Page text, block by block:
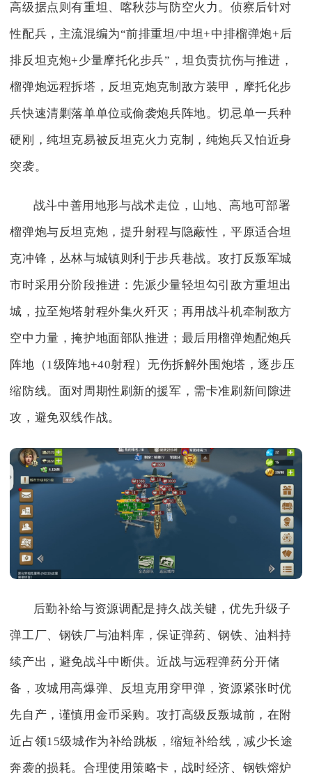
高级据点则有重坦、喀秋莎与防空火力。侦察后针对
性配兵，主流混编为“前排重坦/中坦+中排榴弹炮+后
排反坦克炮+少量摩托化步兵”，坦负责抗伤与推进，
榴弹炮远程拆塔，反坦克炮克制敌方装甲，摩托化步
兵快速清剿落单单位或偷袭炮兵阵地。切忌单一兵种
硬刚，纯坦克易被反坦克火力克制，纯炮兵又怕近身
突袭。
战斗中善用地形与战术走位，山地、高地可部署
榴弹炮与反坦克炮，提升射程与隐蔽性，平原适合坦
克冲锋，丛林与城镇则利于步兵巷战。攻打反叛军城
市时采用分阶段推进：先派少量轻坦勾引敌方重坦出
城，拉至炮塔射程外集火歼灭；再用战斗机牵制敌方
空中力量，掩护地面部队推进；最后用榴弹炮配炮兵
阵地（1级阵地+40射程）无伤拆解外围炮塔，逐步压
缩防线。面对周期性刷新的援军，需卡准刷新间隙进
攻，避免双线作战。
后勤补给与资源调配是持久战关键，优先升级子
弹工厂、钢铁厂与油料库，保证弹药、钢铁、油料持
续产出，避免战斗中断供。近战与远程弹药分开储
备，攻城用高爆弹、反坦克用穿甲弹，资源紧张时优
先自产，谨慎用金币采购。攻打高级反叛城前，在附
近占领15级城作为补给跳板，缩短补给线，减少长途
奔袭的损耗。合理使用策略卡，战时经济、钢铁熔炉